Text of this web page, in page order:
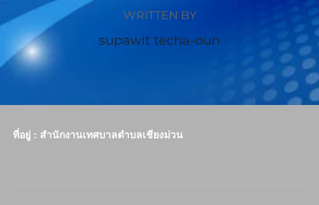
WRITTEN BY
supawit techa-oun
ที่อยู่ : สำนักงานเทศบาลตำบลเชียงม่วน